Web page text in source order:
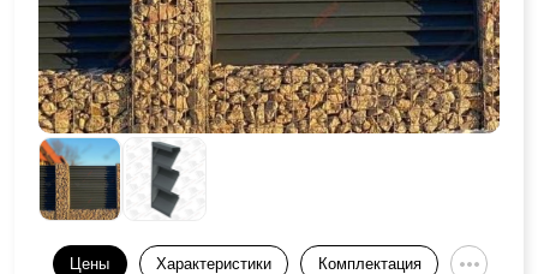
Цены Характеристики Комплектация